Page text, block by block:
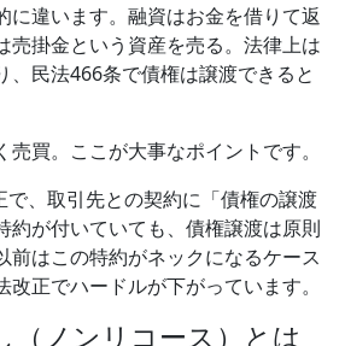
に違います。融資はお金を借りて返
売掛金という資産を売る。法律上は
、民法466条で債権は譲渡できると
買。ここが大事なポイントです。
、取引先との契約に「債権の譲渡
約が付いていても、債権譲渡は原則
前はこの特約がネックになるケース
改正でハードルが下がっています。
（ノンリコース）とは